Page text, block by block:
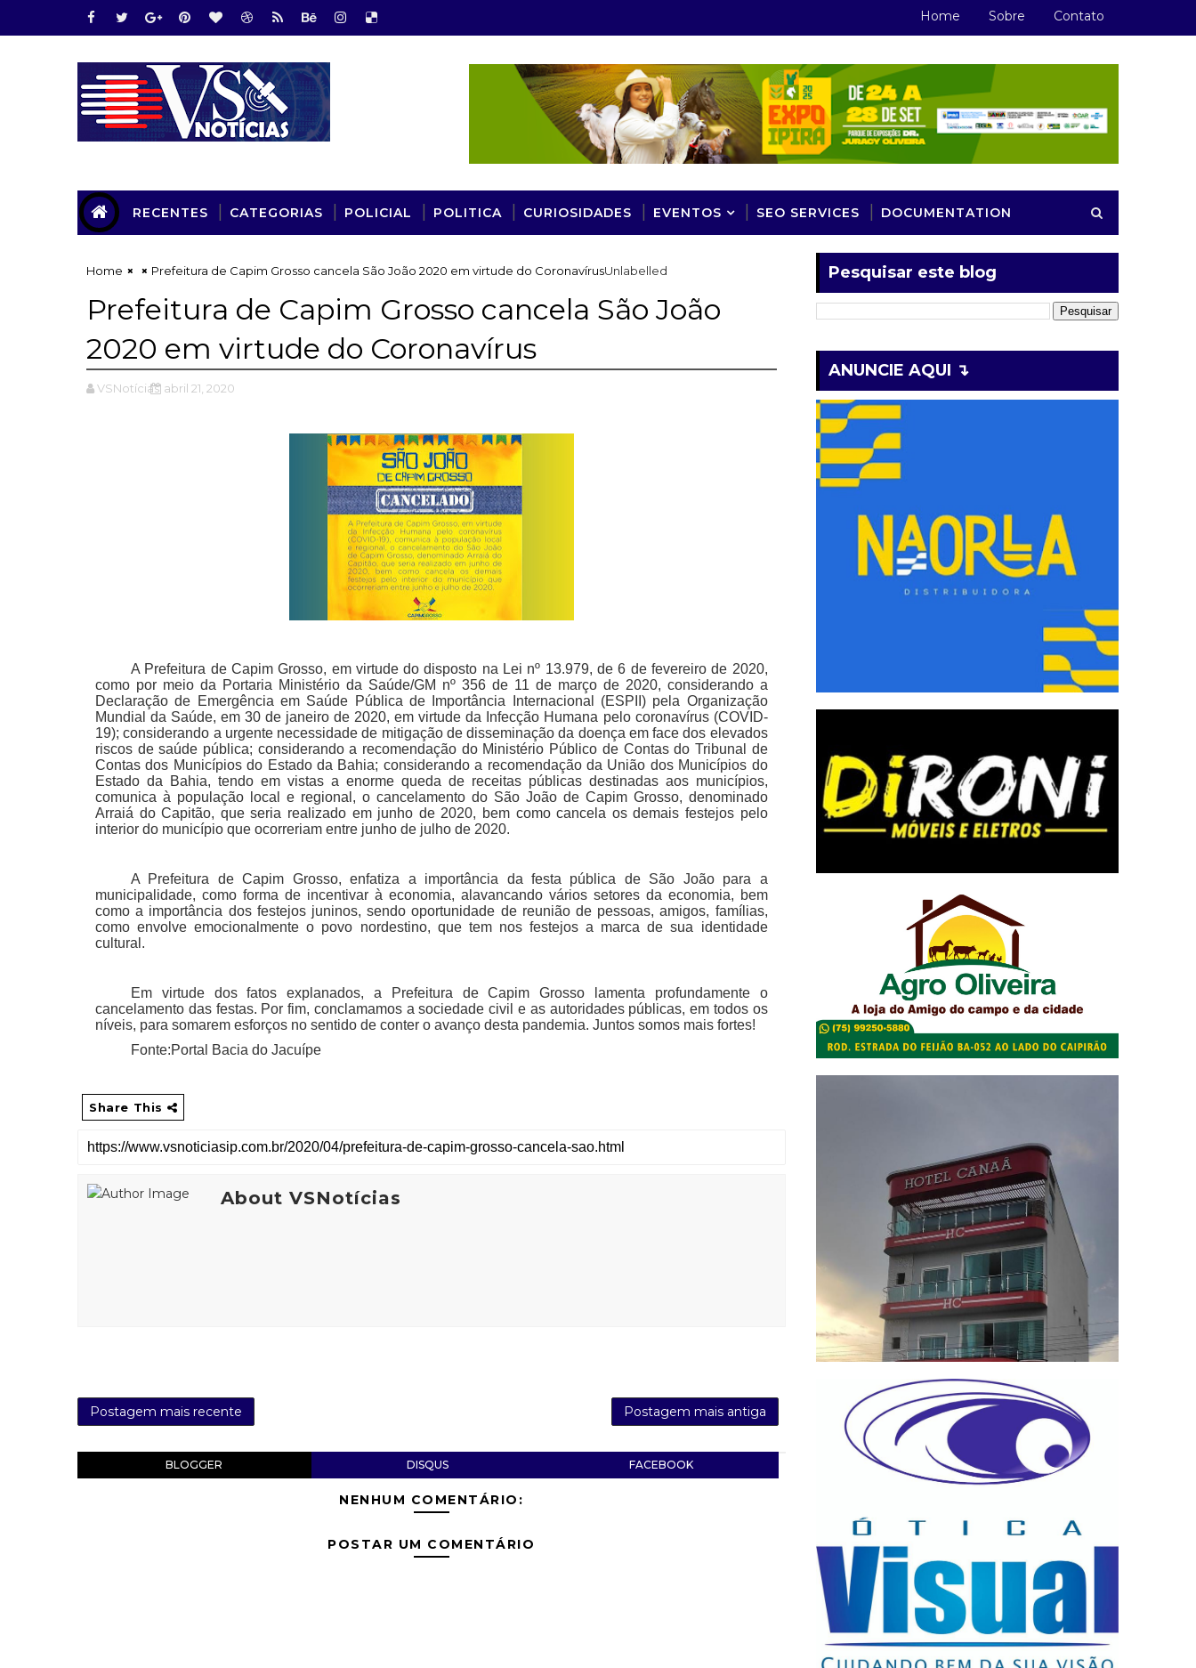
Home Sobre Contato
RECENTES CATEGORIAS POLICIAL POLITICA CURIOSIDADES EVENTOS SEO SERVICES DOCUMENTATION
Home Unlabelled
Prefeitura de Capim Grosso cancela São João 2020 em virtude do Coronavírus
Prefeitura de Capim Grosso cancela São João
2020 em virtude do Coronavírus
VSNotícias abril 21, 2020
A Prefeitura de Capim Grosso, em virtude do disposto na Lei nº 13.979, de 6 de fevereiro de 2020,
como por meio da Portaria Ministério da Saúde/GM nº 356 de 11 de março de 2020, considerando a
Declaração de Emergência em Saúde Pública de Importância Internacional (ESPII) pela Organização
Mundial da Saúde, em 30 de janeiro de 2020, em virtude da Infecção Humana pelo coronavírus (COVID-
19); considerando a urgente necessidade de mitigação de disseminação da doença em face dos elevados
riscos de saúde pública; considerando a recomendação do Ministério Público de Contas do Tribunal de
Contas dos Municípios do Estado da Bahia; considerando a recomendação da União dos Municípios do
Estado da Bahia, tendo em vistas a enorme queda de receitas públicas destinadas aos municípios,
comunica à população local e regional, o cancelamento do São João de Capim Grosso, denominado
Arraiá do Capitão, que seria realizado em junho de 2020, bem como cancela os demais festejos pelo
interior do município que ocorreriam entre junho de julho de 2020.
A Prefeitura de Capim Grosso, enfatiza a importância da festa pública de São João para a
municipalidade, como forma de incentivar à economia, alavancando vários setores da economia, bem
como a importância dos festejos juninos, sendo oportunidade de reunião de pessoas, amigos, famílias,
como envolve emocionalmente o povo nordestino, que tem nos festejos a marca de sua identidade
cultural.
Em virtude dos fatos explanados, a Prefeitura de Capim Grosso lamenta profundamente o
cancelamento das festas. Por fim, conclamamos a sociedade civil e as autoridades públicas, em todos os
níveis, para somarem esforços no sentido de conter o avanço desta pandemia. Juntos somos mais fortes!
Fonte:Portal Bacia do Jacuípe
Share This
About VSNotícias
Postagem mais recente Postagem mais antiga
BLOGGER DISQUS FACEBOOK
NENHUM COMENTÁRIO:
POSTAR UM COMENTÁRIO
Pesquisar este blog
ANUNCIE AQUI ↴